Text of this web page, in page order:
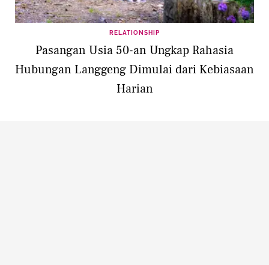
RELATIONSHIP
Pasangan Usia 50-an Ungkap Rahasia
Hubungan Langgeng Dimulai dari Kebiasaan
Harian